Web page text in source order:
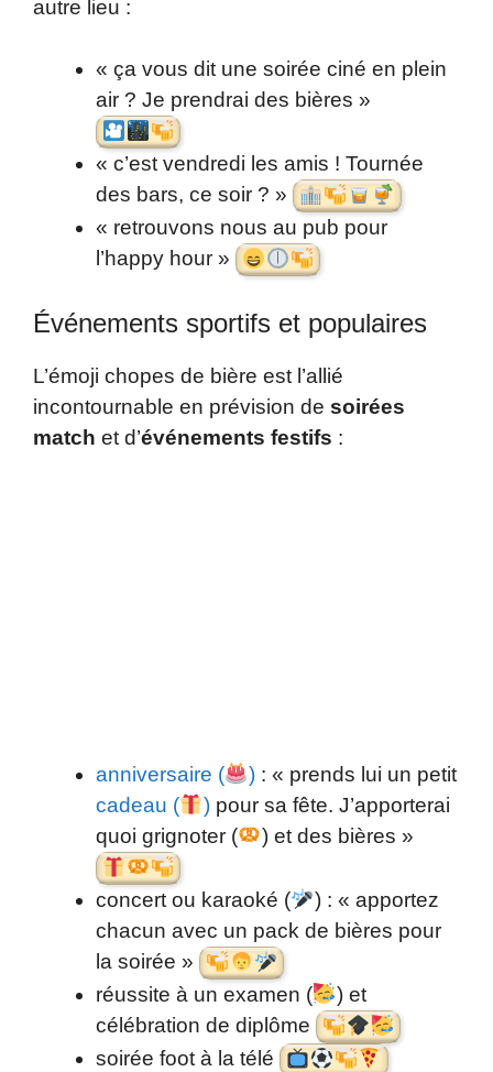
autre lieu :
« ça vous dit une soirée ciné en plein
air ? Je prendrai des bières »
« c’est vendredi les amis ! Tournée
des bars, ce soir ? »
« retrouvons nous au pub pour
l’happy hour »
Événements sportifs et populaires
L’émoji chopes de bière est l’allié
incontournable en prévision de soirées
match et d’événements festifs :
anniversaire ( ): « prends lui un petit
cadeau (
)pour sa fête. J’apporterai
quoi grignoter (
) et des bières »
concert ou karaoké (
) : « apportez
chacun avec un pack de bières pour
la soirée »
réussite à un examen (
) et
célébration de diplôme
soirée foot à la télé